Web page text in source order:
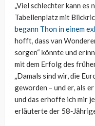
„Viel schlechter kann es
Tabellenplatz mit
begann Thon in einem
hofft, dass van
sorgen“ könnte und
mit dem Erfolg des
„Damals sind wir, die
geworden – und er, als
und das erhoffe ich mir
erläuterte der 58-